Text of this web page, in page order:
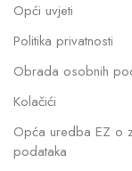
Opći uvjeti
Politika privatnosti
Obrada osobnih
Kolačići
Opća uredba EZ o
podataka